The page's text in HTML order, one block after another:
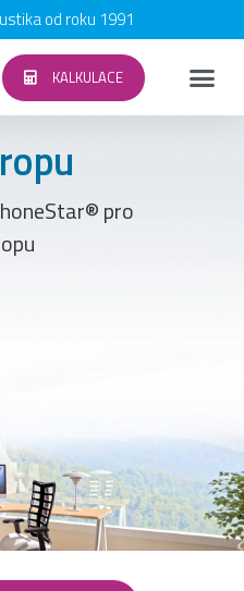
od roku 1991
KALKULACE
pro